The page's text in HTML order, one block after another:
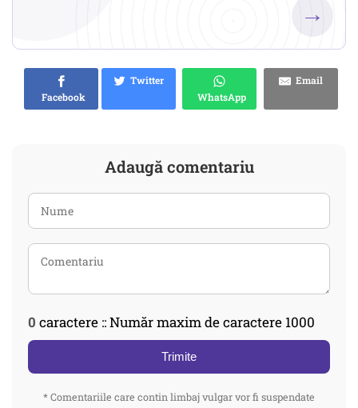
→
Facebook
Twitter
WhatsApp
Email
Adaugă comentariu
0 caractere :: Număr maxim de caractere 1000
Trimite
* Comentariile care contin limbaj vulgar vor fi suspendate